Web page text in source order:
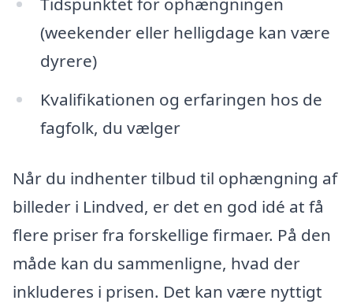
(weekender eller helligdage kan være
dyrere)
Kvalifikationen og erfaringen hos de
fagfolk, du vælger
Når du indhenter tilbud til ophængning af
billeder i Lindved, er det en god idé at få
flere priser fra forskellige firmaer. På den
måde kan du sammenligne, hvad der
inkluderes i prisen. Det kan være nyttigt